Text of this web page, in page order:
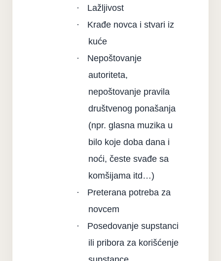
·
Lažljivost
·
Krađe novca i stvari iz
kuće
·
Nepoštovanje
autoriteta,
nepoštovanje pravila
društvenog ponašanja
(npr. glasna muzika u
bilo koje doba dana i
noći, česte svađe sa
komšijama itd…)
·
Preterana potreba za
novcem
·
Posedovanje supstanci
ili pribora za korišćenje